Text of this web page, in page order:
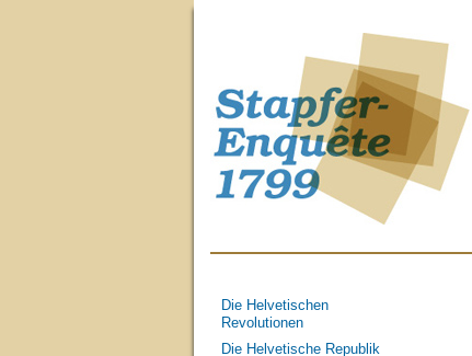
Die Helvetischen
Revolutionen
Die Helvetische Republik